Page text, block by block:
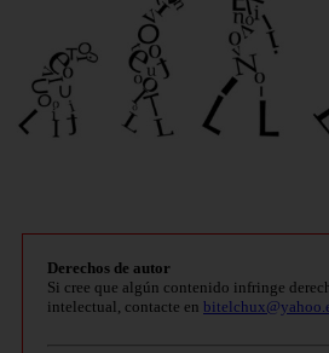
Derechos de autor
Si cree que algún contenido infringe
intelectual, contacte en